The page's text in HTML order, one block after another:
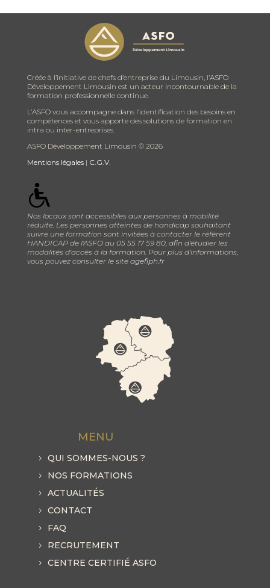
Créée à l’initiative de chefs d’entreprise du Limousin, l’ASFO
Développement Limousin est un acteur incontournable de la
formation professionnelle continue.
L’ASFO vous accompagne dans l’identification des besoins en
compétences et vous apporte des solutions de formation en
intra ou inter-entreprises.
ASFO Développement Limousin © 2026
Mentions légales| C.G.V.
Nos locaux sont accessibles aux personnes à mobilité
réduite. Les personnes atteintes de handicap souhaitant
suivre une formation sont invitées à contacter le référent
HANDICAP de l'ASFO au 05 55 17 59 80, afin d’étudier les
modalités d'accès à la formation. Pour plus d’informations,
vous pouvez consulter le site agefiph.fr
MENU
QUI SOMMES-NOUS ?
NOS FORMATIONS
ACTUALITÉS
CONTACT
FAQ
RECRUTEMENT
CENTRE CERTIFIÉ ASFO